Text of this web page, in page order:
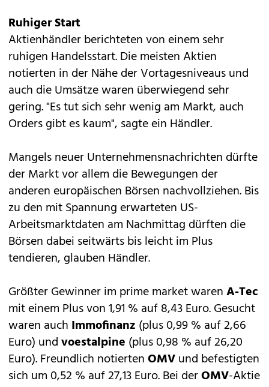
Ruhiger Start
Aktienhändler berichteten von einem sehr
ruhigen Handelsstart. Die meisten Aktien
notierten in der Nähe der Vortagesniveaus und
auch die Umsätze waren überwiegend sehr
gering. "Es tut sich sehr wenig am Markt, auch
Orders gibt es kaum", sagte ein Händler.
Mangels neuer Unternehmensnachrichten dürfte
der Markt vor allem die Bewegungen der
anderen europäischen Börsen nachvollziehen. Bis
zu den mit Spannung erwarteten US-
Arbeitsmarktdaten am Nachmittag dürften die
Börsen dabei seitwärts bis leicht im Plus
tendieren, glauben Händler.
Größter Gewinner im prime market warenA-Tec
mit einem Plus von 1,91 % auf 8,43 Euro. Gesucht
waren auch Immofinanz (plus 0,99 % auf 2,66
Euro) undvoestalpine (plus 0,98 % auf 26,20
Euro). Freundlich notiertenOMVund befestigten
sich um 0,52 % auf 27,13 Euro. Bei derOMV-Aktie